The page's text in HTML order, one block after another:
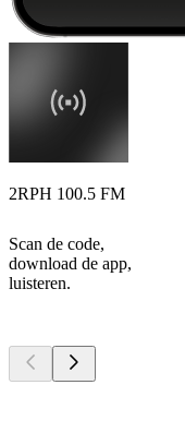
2RPH 100.5 FM
Scan de code,
download de app,
luisteren.